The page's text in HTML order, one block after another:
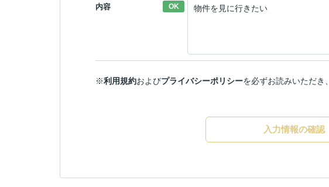
内容 OK
※利用規約およびプライバシーポリシーを必ずお読みいただき
入力情報の確認